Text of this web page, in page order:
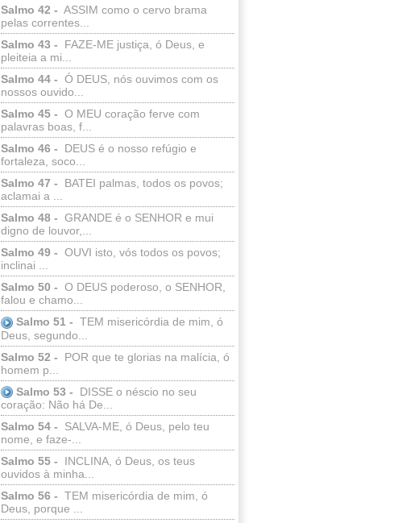
Salmo 42 - ASSIM como o cervo brama
pelas correntes...
Salmo 43 -
FAZE-ME justiça, ó Deus, e
pleiteia a mi...
Salmo 44 - Ó DEUS, nós ouvimos com os
nossos ouvido...
Salmo 45 - O MEU coração ferve com
palavras boas, f...
Salmo 46 -
DEUS é o nosso refúgio e
fortaleza, soco...
Salmo 47 -
BATEI palmas, todos os povos;
aclamai a ...
Salmo 48 - GRANDE é o SENHOR e mui
digno de louvor,...
Salmo 49 - OUVI isto, vós todos os povos;
inclinai ...
Salmo 50 - O DEUS poderoso, o SENHOR,
falou e chamo...
Salmo 51 - TEM misericórdia de mim, ó
Deus, segundo...
Salmo 52 -
POR que te glorias na malícia, ó
homem p...
Salmo 53 -
DISSE o néscio no seu
coração: Não há De...
Salmo 54 -
SALVA-ME, ó Deus, pelo teu
nome, e faze-...
Salmo 55 -
INCLINA, ó Deus, os teus
ouvidos à minha...
Salmo 56 - TEM misericórdia de mim, ó
Deus, porque ...